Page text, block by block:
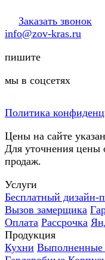
Заказать звонок
info@zov-kras.ru
пишите
мы в соцсетях
Политика
Цены на сайте
Для уточнения цены
продаж.
Услуги
Бесплатный дизайн-
Вызов замерщика
Оплата Рассрочка
Продукция
Кухни Выполненные